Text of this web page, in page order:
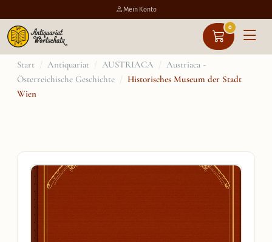
Mein Konto
0
Zum
Inhalt
springen
Start / Antiquariat / AUSTRIACA / Austriaca -
Österreichische Geschichte / Historisches Museum der Stadt
Wien